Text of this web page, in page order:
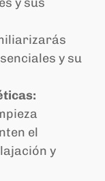
y su
el
y